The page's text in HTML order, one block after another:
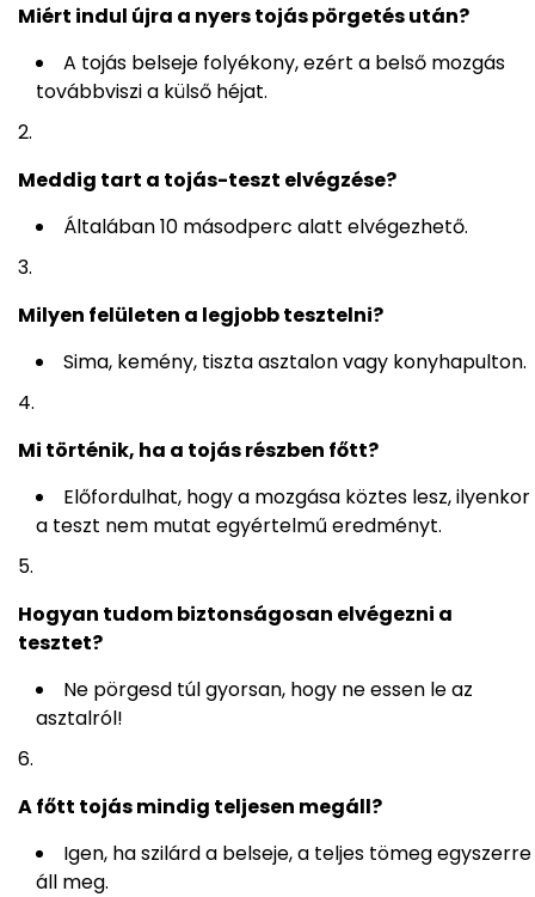
Miért indul újra a nyers tojás pörgetés után?
A tojás belseje folyékony, ezért a belső mozgás
továbbviszi a külső héjat.
Meddig tart a tojás-teszt elvégzése?
Általában 10 másodperc alatt elvégezhető.
Milyen felületen a legjobb tesztelni?
Sima, kemény, tiszta asztalon vagy konyhapulton.
Mi történik, ha a tojás részben főtt?
Előfordulhat, hogy a mozgása köztes lesz, ilyenkor
a teszt nem mutat egyértelmű eredményt.
Hogyan tudom biztonságosan elvégezni a
tesztet?
Ne pörgesd túl gyorsan, hogy ne essen le az
asztalról!
A főtt tojás mindig teljesen megáll?
Igen, ha szilárd a belseje, a teljes tömeg egyszerre
áll meg.